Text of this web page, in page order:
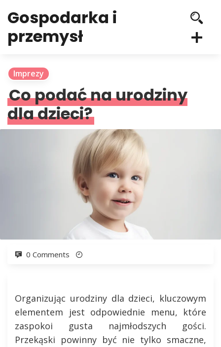
Gospodarka i
przemysł
Imprezy
Co podać na urodziny
dla dzieci?
0 Comments
Organizując urodziny dla dzieci, kluczowym
elementem jest odpowiednie menu, które
zaspokoi gusta najmłodszych gości.
Przekąski powinny być nie tylko smaczne,